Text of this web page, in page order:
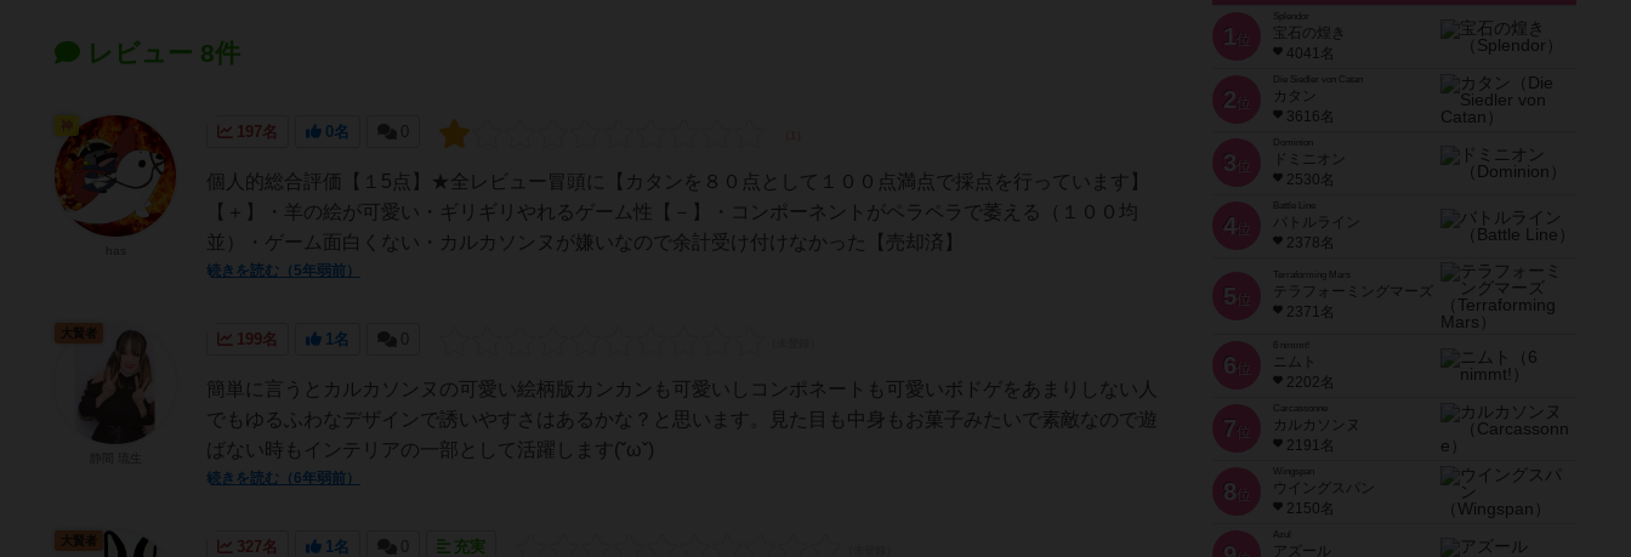
レビュー 8件
197名 0名 0
個人的総合評価【１5点】★全レビュー冒頭に【カタンを８０点として１００点満点で採点を行っています】
【＋】・羊の絵が可愛い・ギリギリやれるゲーム性【－】・コンポーネントがペラペラで萎える（１００均
並）・ゲーム面白くない・カルカソンヌが嫌いなので余計受け付けなかった【売却済】
続きを読む（5年弱前）
199名 1名 0
簡単に言うとカルカソンヌの可愛い絵柄版カンカンも可愛いしコンポネートも可愛いボドゲをあまりしない人
でもゆるふわなデザインで誘いやすさはあるかな？と思います。見た目も中身もお菓子みたいで素敵なので遊
ばない時もインテリアの一部として活躍します(ˇωˇ)
続きを読む（6年弱前）
大賢者
327名 1名 0 充実
大賢者
1 位
宝石の煌き
4041名
2 位
Die Siedler von Catan
カタン
3616名
3 位
ドミニオン
2530名
4位
Battle Line
バトルライン
2378名
5 位
Terraforming Mars
テラフォーミングマーズ
2371名
6 位
ニムト
2202名
7 位
Carcassonne
カルカソンヌ
2191名
8 位
Wingspan
ウイングスパン
2150名
Azul
アズール